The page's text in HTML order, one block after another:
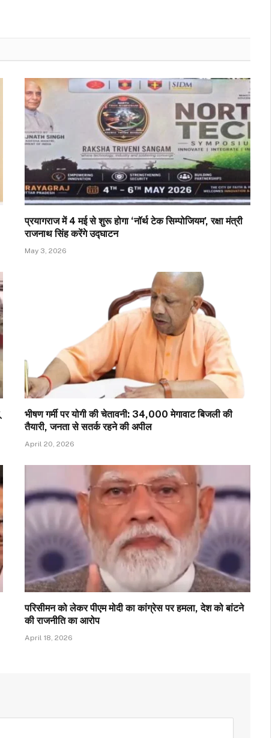
प्रयागराज में 4 मई से शुरू होगा ‘नॉर्थ टेक सिम्पोजियम’, रक्षा मंत्री
राजनाथ सिंह करेंगे उद्घाटन
May 3, 2026
भीषण गर्मी पर योगी की चेतावनी: 34,000 मेगावाट बिजली की
तैयारी, जनता से सतर्क रहने की अपील
April 20, 2026
परिसीमन को लेकर पीएम मोदी का कांग्रेस पर हमला, देश को बांटने
की राजनीति का आरोप
April 18, 2026